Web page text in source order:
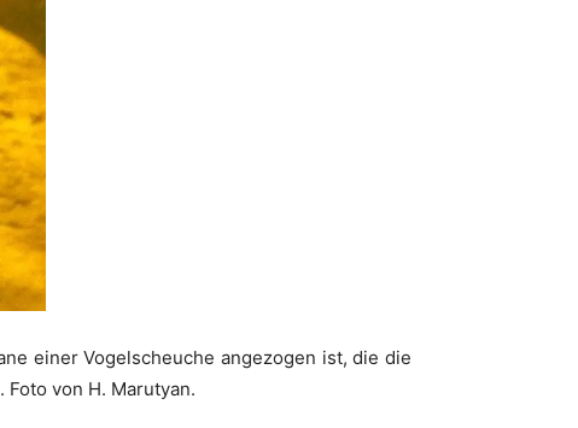
einer Vogelscheuche angezogen ist, die die
Foto von H. Marutyan.